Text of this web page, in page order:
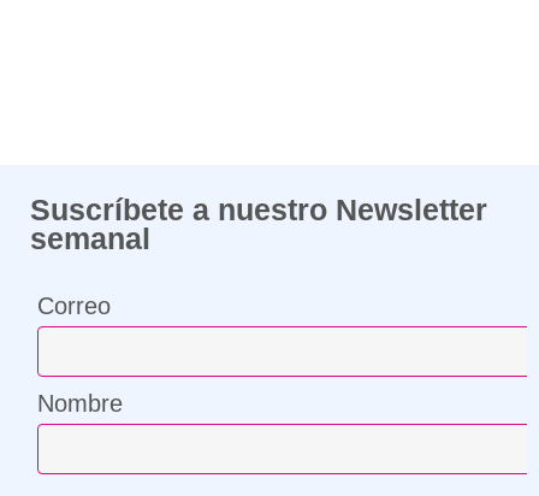
Suscríbete a nuestro Newsletter
semanal
Correo
Nombre